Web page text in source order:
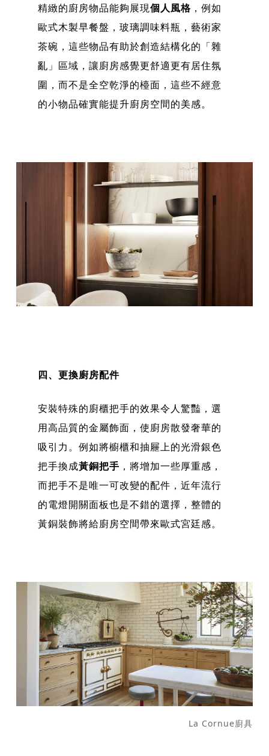
精緻的廚房物品能夠展現個人風格，例如
歐式木製早餐盤，玻璃調味料瓶，藝術家
茶碗，這些物品有助於創造結構化的「雜
亂」區域，讓廚房感覺更舒適更有居住氛
圍，而不是全空乾淨的檯面，這些不經意
的小物品確實能提升廚房空間的美感。
四、更換廚房配件
安裝特殊的廚櫃把手的效果令人驚豔，選
用高品質的金屬飾面，使廚房散發奢華的
吸引力。例如將櫥櫃和抽屜上的光滑銀色
把手換成黃銅把手 ，將增加一些厚重感，
而把手不是唯一可改變的配件，近年流行
的電燈開關面板也是不錯的選擇，整體的
黃銅裝飾將給廚房空間帶來歐式宮廷感。
La Cornue廚具